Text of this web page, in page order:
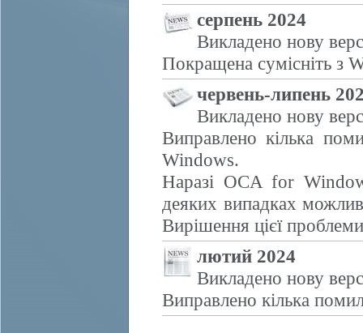
серпень 2024
Викладено нову
Покращена сумісніть з
червень-липень
Викладено нову
Виправлено кілька
Windows.
Наразі OCA for
деяких випадках
Вирішення цієї
лютий 2024
Викладено нову
Виправлено кілька